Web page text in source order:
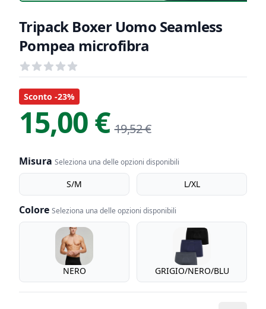
Tripack Boxer Uomo Seamless
Pompea microfibra
Recensioni
out of 5 stars
Informazioni Prodotto
Descrizione riassuntiva
Sconto -23%
15,00 € 19,52 €
Misura Seleziona una delle opzioni disponibili
Misura S/M L/XL
Colore Seleziona una delle opzioni disponibili
Colore
NERO GRIGIO/NERO/BLU